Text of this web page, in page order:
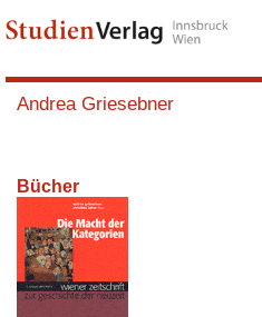
Andrea Griesebner
Bücher